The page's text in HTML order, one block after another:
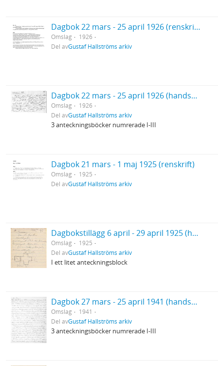
Dagbok 22 mars - 25 april 1926 (renskrift) (Vårresan)
Omslag
1926
Del avGustaf Hallströms arkiv
Dagbok 22 mars - 25 april 1926 (handskrift) (Vårresan)
Omslag
1926
Del avGustaf Hallströms arkiv
3 anteckningsböcker numrerade I-III
Dagbok 21 mars - 1 maj 1925 (renskrift)
Omslag
1925
Del avGustaf Hallströms arkiv
Dagbokstillägg 6 april - 29 april 1925 (handskrift)
Omslag
1925
Del avGustaf Hallströms arkiv
I ett litet anteckningsblock
Dagbok 27 mars - 25 april 1941 (handskrift)
Omslag
1941
Del avGustaf Hallströms arkiv
3 anteckningsböcker numrerade I-III